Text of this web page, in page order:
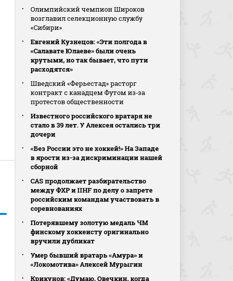
Олимпийский чемпион Широков
возглавил селекционную службу
«Сибири»
Евгений Кузнецов: «Эти полгода в
«Салавате Юлаеве» были очень
крутыми, но так бывает, что пути
расходятся»
Шведский «Ферьестад» расторг
контракт с канадцем Футом из‑за
протестов общественности
Известного российского вратаря не
стало в 39 лет. У Алексея остались три
дочери
«Без России это не хоккей!» На Западе
в ярости из-за дискриминации нашей
сборной
CAS продолжает разбирательство
между ФХР и IIHF по делу о запрете
российским командам участвовать в
соревнованиях
Потерявшему золотую медаль ЧМ
финскому хоккеисту оригинально
вручили дубликат
Умер бывший вратарь «Амура» и
«Локомотива» Алексей Мурыгин
Крикунов: «Думаю, Овечкин, когда